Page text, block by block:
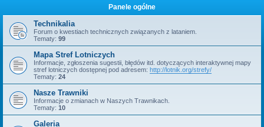
Panele ogólne
Technikalia
Forum o kwestiach technicznych związanych z lataniem.
Tematy: 99
Mapa Stref Lotniczych
Informacje, zgłoszenia sugestii, błędów itd. dotyczących interaktywnej mapy
stref lotniczych dostępnej pod adresem: http://lotnik.org/strefy/
Tematy: 24
Nasze Trawniki
Informacje o zmianach w Naszych Trawnikach.
Tematy: 10
Galeria